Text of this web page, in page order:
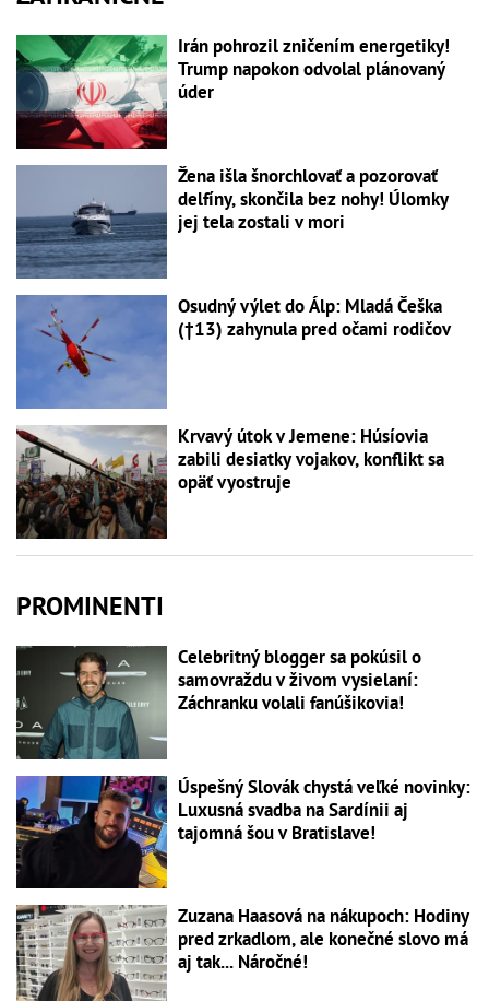
Irán pohrozil zničením energetiky!
Trump napokon odvolal plánovaný
úder
Žena išla šnorchlovať a pozorovať
delfíny, skončila bez nohy! Úlomky
jej tela zostali v mori
Osudný výlet do Álp: Mladá Češka
(†13) zahynula pred očami rodičov
Krvavý útok v Jemene: Húsíovia
zabili desiatky vojakov, konflikt sa
opäť vyostruje
PROMINENTI
Celebritný blogger sa pokúsil o
samovraždu v živom vysielaní:
Záchranku volali fanúšikovia!
Úspešný Slovák chystá veľké novinky:
Luxusná svadba na Sardínii aj
tajomná šou v Bratislave!
Zuzana Haasová na nákupoch: Hodiny
pred zrkadlom, ale konečné slovo má
aj tak... Náročné!